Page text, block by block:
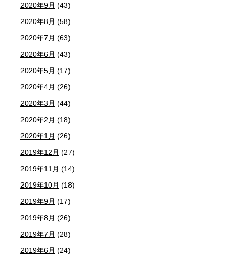
2020年9月 (43)
2020年8月 (58)
2020年7月 (63)
2020年6月 (43)
2020年5月 (17)
2020年4月 (26)
2020年3月 (44)
2020年2月 (18)
2020年1月 (26)
2019年12月 (27)
2019年11月 (14)
2019年10月 (18)
2019年9月 (17)
2019年8月 (26)
2019年7月 (28)
2019年6月 (24)